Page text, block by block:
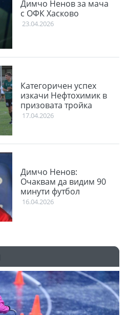
Димчо Ненов за мача
с ОФК Хасково
23.04.2026
Категоричен успех
изкачи Нефтохимик в
призовата тройка
17.04.2026
Димчо Ненов:
Очаквам да видим 90
минути футбол
16.04.2026